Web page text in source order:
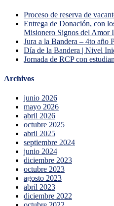
Proceso de reserva de
Entrega de Donación, con
Misionero Signos del Amor
Jura a la Bandera – 4to año
Día de la Bandera | Nivel
Jornada de RCP con
Archivos
junio 2026
mayo 2026
abril 2026
octubre 2025
abril 2025
septiembre 2024
junio 2024
diciembre 2023
octubre 2023
agosto 2023
abril 2023
diciembre 2022